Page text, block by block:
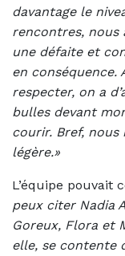
davantage le
rencontres, nous
une défaite et
en conséquence.
respecter, on a
bulles devant
courir. Bref, nous
légère.»
L’équipe pouvait
peux citer Nadia
Goreux, Flora et
elle, se contente